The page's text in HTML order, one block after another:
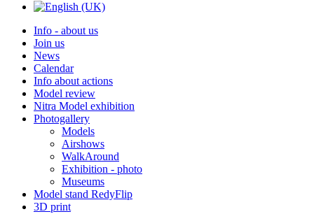
Info - about us
Join us
News
Calendar
Info about actions
Model review
Nitra Model exhibition
Photogallery
Models
Airshows
WalkAround
Exhibition - photo
Museums
Model stand RedyFlip
3D print